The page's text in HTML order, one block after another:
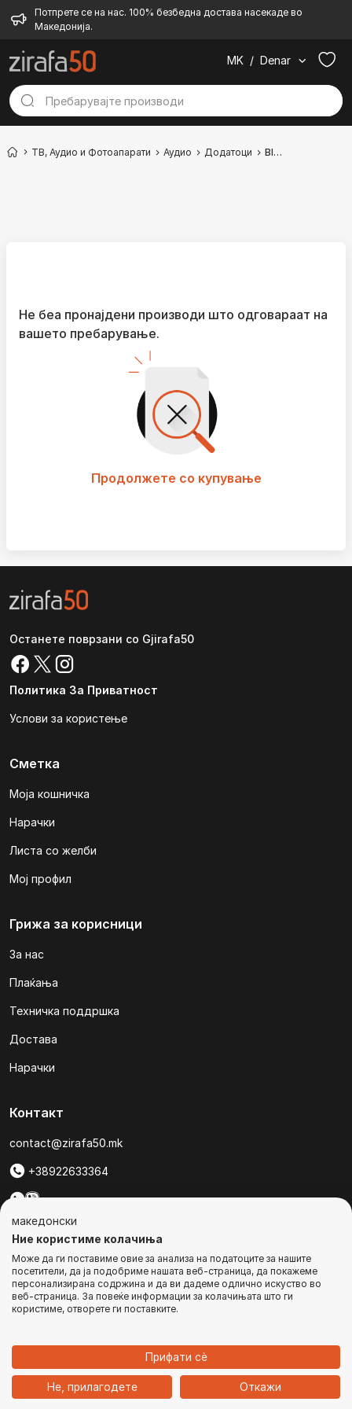
Потпрете се на нас. 100% безбедна достава насекаде во
Македонија.
MK / Denar
Дома Категории Најавете се
ТВ, Аудио и Фотоапарати Аудио Додатоци Bluetooth приемник
Не беа пронајдени производи што одговараат на
вашето пребарување.
Продолжете со купување
Останете поврзани со Gjirafa50
Политика За Приватност
Услови за користење
Сметка
Моја кошничка
Нарачки
Листа со желби
Мој профил
Грижа за корисници
За нас
Плаќања
Техничка поддршка
Достава
Нарачки
Контакт
contact@zirafa50.mk
+38922633364
b2b@zirafa50.mk
Jадранска Магистрала 86, Skopje, North Macedonia
© Сите права се задржани
македонски
Ние користиме колачиња
Може да ги поставиме овие за анализа на податоците за нашите
посетители, да ја подобриме нашата веб-страница, да покажеме
персонализирана содржина и да ви дадеме одлично искуство во
веб-страница. За повеќе информации за колачињата што ги
користиме, отворете ги поставките.
Прифати сѐ
Не, прилагодете Откажи